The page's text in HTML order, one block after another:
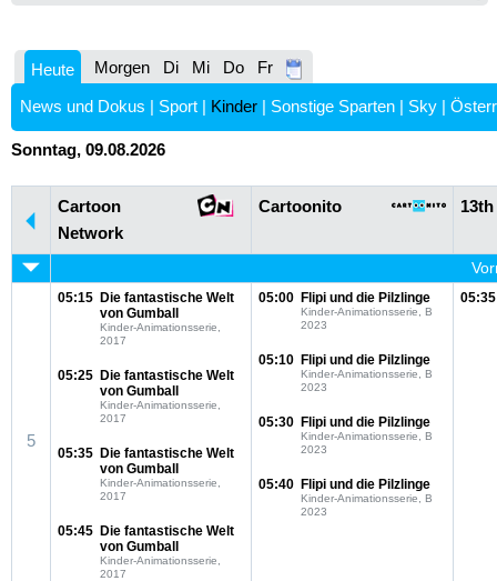
Heute Morgen Di Mi Do Fr
News und Dokus | Sport | Kinder | Sonstige Sparten | Sky |
Sonntag, 09.08.2026
Cartoon
Network
Cartoonito
5
05:15 Die fantastische Welt
von Gumball
Kinder-Animationsserie,
2017
05:25 Die fantastische Welt
von Gumball
Kinder-Animationsserie,
2017
05:35 Die fantastische Welt
von Gumball
Kinder-Animationsserie,
2017
05:45 Die fantastische Welt
von Gumball
Kinder-Animationsserie,
2017
05:00 Flipi und die Pilzlinge
Kinder-Animationsserie, B
2023
05:10 Flipi und die Pilzlinge
Kinder-Animationsserie, B
2023
05:30 Flipi und die Pilzlinge
Kinder-Animationsserie, B
2023
05:40 Flipi und die Pilzlinge
Kinder-Animationsserie, B
2023
05:35